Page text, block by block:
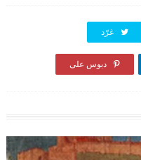
غرّد
دبوس على